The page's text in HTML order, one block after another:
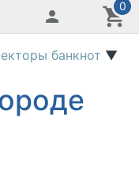
0
банкнот ▼